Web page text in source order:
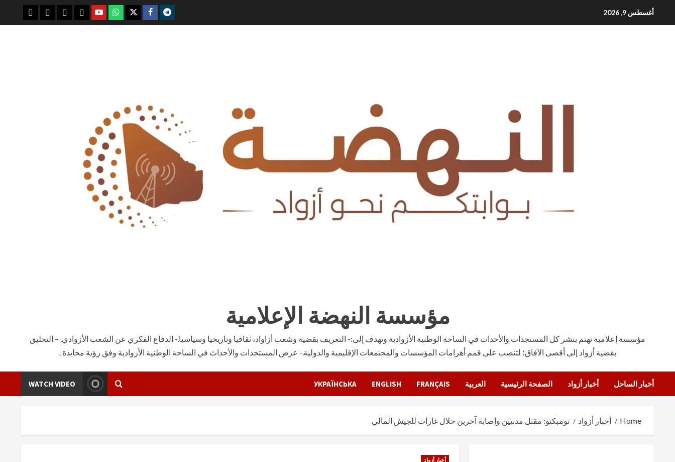
أغسطس 9, 2026 telegram
facebook
x
whatsap
youtube
مؤسسة النهضة الإعلامية
مؤسسة إعلامية تهتم بنشر كل المستجدات والأحداث في الساحة الوطنية الأزوادية وتهدف إلى:- التعريف بقضية وشعب أزاواد، ثقافيا وتاريخيا وسياسيا.- الدفاع الفكري عن الشعب الأزوادي. – التحليق
بقضية أزواد إلى أقصى الآفاق؛ لتنصب على قمم أهرامات المؤسسات والمجتمعات الإقليمية والدولية.- عرض المستجدات والأحداث في الساحة الوطنية الأزوادية وفق رؤية محايدة .
أخبار الساحل أخبار أزواد الصفحة الرئيسية العربية FRANÇAIS
ENGLISH
УКРАЇНСЬКА
WATCH VIDEO
Home أخبار أزواد تومبكتو: مقتل مدنيين وإصابة آخرين خلال غارات للجيش المالي
أخبار أزواد